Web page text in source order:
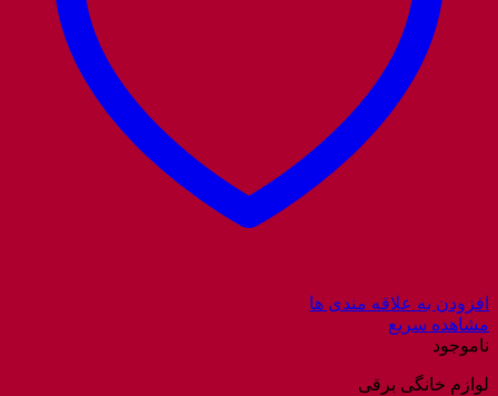
افزودن به علاقه مندی ها
مشاهده سریع
ناموجود
لوازم خانگی برقی